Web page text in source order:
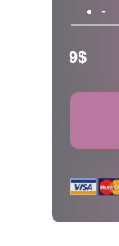
9$
-